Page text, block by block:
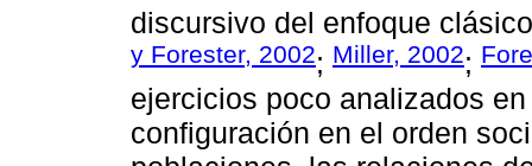
discursivo del enfoque
y Forester, 2002; Miller, 2002;
ejercicios poco analizados
configuración en el orden